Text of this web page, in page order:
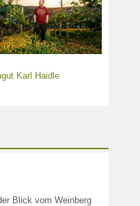
Karl Haidle
Blick vom Weinberg